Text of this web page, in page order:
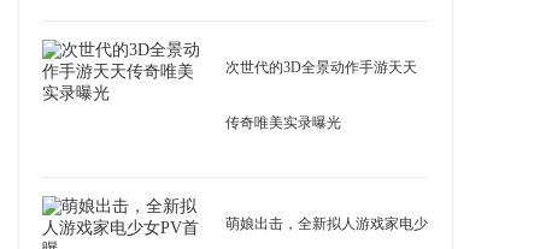
次世代的3D全景动作手游天天
传奇唯美实录曝光
萌娘出击，全新拟人游戏家电少